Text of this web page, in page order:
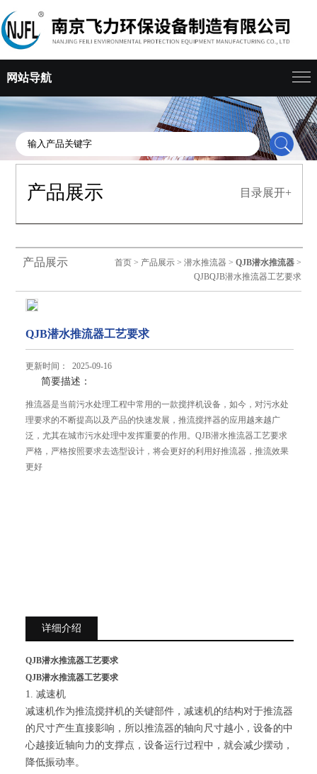
网站导航
产品展示 目录展开+
产品展示 首页> 产品展示> 潜水推流器 > QJB潜水推流器>
QJBQJB潜水推流器工艺要求
QJB潜水推流器工艺要求
更新时间： 2025-09-16
简要描述：
推流器是当前污水处理工程中常用的一款搅拌机设备，如今，对污水处
理要求的不断提高以及产品的快速发展，推流搅拌器的应用越来越广
泛，尤其在城市污水处理中发挥重要的作用。QJB潜水推流器工艺要求
严格，严格按照要求去选型设计，将会更好的利用好推流器，推流效果
更好
详细介绍
QJB潜水推流器工艺要求
QJB潜水推流器工艺要求
1. 减速机
减速机作为推流搅拌机的关键部件，减速机的结构对于推流器
的尺寸产生直接影响，所以推流器的轴向尺寸越小，设备的中
心越接近轴向力的支撑点，设备运行过程中，就会减少摆动，
降低振动率。